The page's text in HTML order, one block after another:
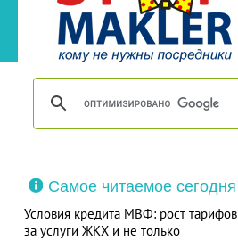
Самое читаемое сегодня
Условия кредита МВФ: рост тарифов
за услуги ЖКХ и не только